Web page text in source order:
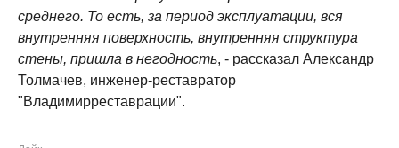
среднего. То есть, за период эксплуатации, вся
внутренняя поверхность, внутренняя структура
стены, пришла в негодность, - рассказал Александр
Толмачев, инженер-реставратор
"Владимирреставрации".